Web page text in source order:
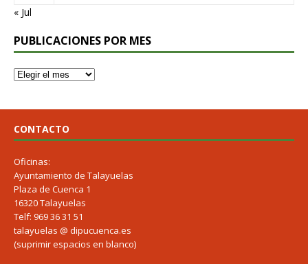
« Jul
PUBLICACIONES POR MES
CONTACTO
Oficinas:
Ayuntamiento de Talayuelas
Plaza de Cuenca 1
16320 Talayuelas
Telf: 969 36 31 51
talayuelas @ dipucuenca.es
(suprimir espacios en blanco)